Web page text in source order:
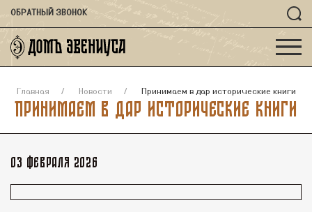
ОБРАТНЫЙ ЗВОНОК
Главная Новости Принимаем в дар исторические книги
Принимаем в дар исторические книги
03 февраля 2026